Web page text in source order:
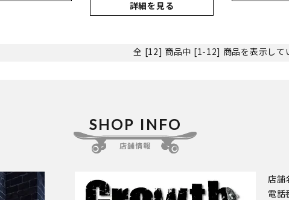
詳細を見る
全 [12] 商品中 [1-12] 商品を表示して
SHOP INFO
店舗情報
店舗
電